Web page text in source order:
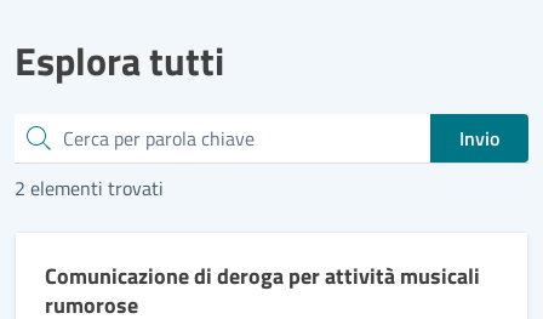
Esplora tutti
Cerca
Invio
2 elementi trovati
Comunicazione di deroga per attività musicali
rumorose